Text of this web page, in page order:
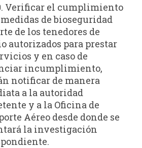
Verificar el cumplimiento
de bioseguridad
de los tenedores de
autorizados para prestar
y en caso de
incumplimiento,
notificar de manera
a la autoridad
y a la Oficina de
Aéreo desde donde se
la investigación